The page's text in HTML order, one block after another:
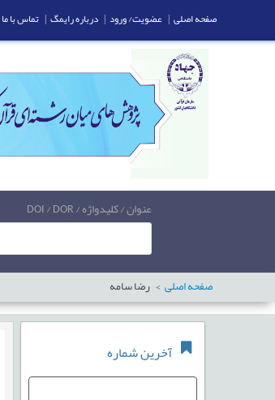
عنوان / کلیدواژه / DOI / DOR
صفحه اصلی رضا سامه
آخرین شماره
صفحه اصلی | عضویت/ ورود | درباره رایمگ | تماس با ما